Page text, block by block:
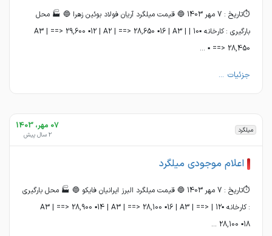
⏱تاریخ : 7 مهر 1403 🔵 قیمت میلگرد آریان فولاد بوئین زهرا 🔵 🏭 محل
بارگیری : کارخانه ▪️10 | A3 | ==> 29,600 ▪️12 | A2 | ==> 28,650 ▪️16 | A3 |
==> 28,450 ▪️ ...
جزئیات ...
میلگرد 07 مهر، 1403
2 سال پیش
اعلام موجودی میلگرد
⏱تاریخ : 7 مهر 1403 🔵 قیمت میلگرد البرز ایرانیان فایکو 🔵 🏭 محل بارگیری
: کارخانه ▪️12 | A3 | ==> 28,900 ▪️14 | A3 | ==> 28,100 ▪️16 | A3 | ==>
28,100 ▪️18 ...